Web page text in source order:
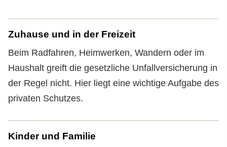
Zuhause und in der Freizeit
Beim Radfahren, Heimwerken, Wandern oder im
Haushalt greift die gesetzliche Unfall­ver­si­che­rung in
der Regel nicht. Hier liegt eine wichtige Aufgabe des
privaten Schutzes.
Kinder und Familie